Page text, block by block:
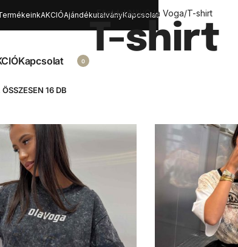
AKCIÓAjándékutalványKapcsolat
Kapcsolat 0
Főoldal/Női/O la Voga/T-shirt
T-shirt
16 DB